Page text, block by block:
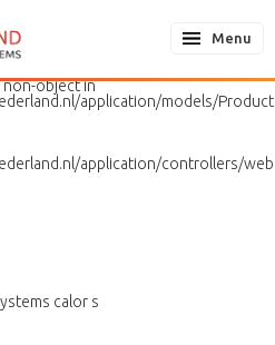
application/models/
object in
application/models/
application/controllers/
Menu
calor s